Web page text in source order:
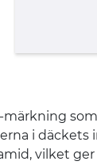
märkning
i
vilket